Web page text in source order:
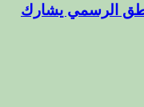
الرسمي يشارك